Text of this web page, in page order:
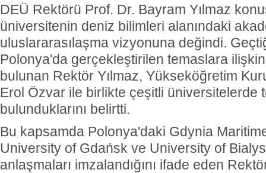
DEÜ Rektörü Prof. Dr. Bayram Yılmaz
üniversitenin deniz bilimleri alanındaki
uluslararasılaşma vizyonuna değindi.
Polonya'da gerçekleştirilen temaslara
bulunan Rektör Yılmaz, Yükseköğretim
Erol Özvar ile birlikte çeşitli üniversitelerde
bulunduklarını belirtti.
Bu kapsamda Polonya'daki Gdynia
University of Gdańsk ve University of
anlaşmaları imzalandığını ifade eden